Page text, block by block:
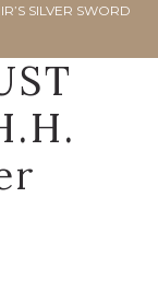
SILVER SWORD